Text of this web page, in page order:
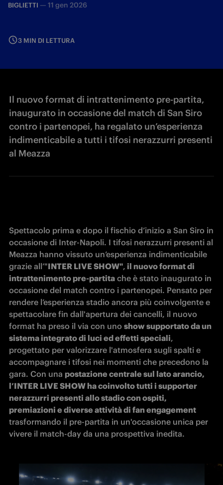
BIGLIETTI — 11 gen 2026
3 MIN DI LETTURA
Il nuovo format di intrattenimento pre-partita,
inaugurato in occasione del match di San Siro
contro i partenopei, ha regalato un’esperienza
indimenticabile a tutti i tifosi nerazzurri presenti
al Meazza
Spettacolo prima e dopo il fischio d’inizio a San Siro in
occasione di Inter-Napoli. I tifosi nerazzurri presenti al
Meazza hanno vissuto un’esperienza indimenticabile
grazie all’"INTER LIVE SHOW", il nuovo format di
intrattenimento pre-partita che è stato inaugurato in
occasione del match contro i partenopei. Pensato per
rendere l’esperienza stadio ancora più coinvolgente e
spettacolare fin dall'apertura dei cancelli, il nuovo
format ha preso il via con uno show supportato da un
sistema integrato di luci ed effetti speciali,
progettato per valorizzare l'atmosfera sugli spalti e
accompagnare i tifosi nei momenti che precedono la
gara. Con una postazione centrale sul lato arancio,
l’INTER LIVE SHOW ha coinvolto tutti i supporter
nerazzurri presenti allo stadio con ospiti,
premiazioni e diverse attività di fan engagement
trasformando il pre-partita in un'occasione unica per
vivere il match-day da una prospettiva inedita.